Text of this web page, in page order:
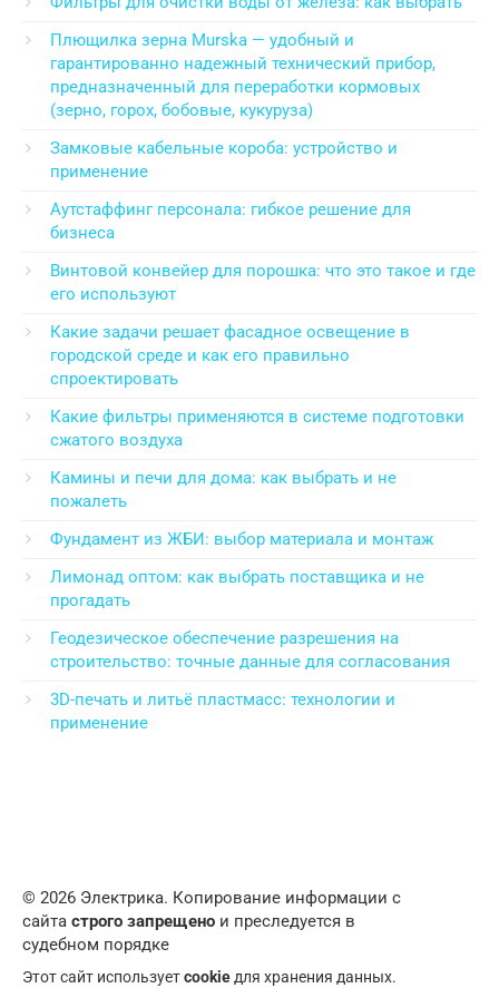
Плющилка зерна Murska — удобный и
гарантированно надежный технический прибор,
предназначенный для переработки кормовых
(зерно, горох, бобовые, кукуруза)
Замковые кабельные короба: устройство и
применение
Аутстаффинг персонала: гибкое решение для
бизнеса
Винтовой конвейер для порошка: что это такое и где
его используют
Какие задачи решает фасадное освещение в
городской среде и как его правильно
спроектировать
Какие фильтры применяются в системе подготовки
сжатого воздуха
Камины и печи для дома: как выбрать и не
пожалеть
Фундамент из ЖБИ: выбор материала и монтаж
Лимонад оптом: как выбрать поставщика и не
прогадать
Геодезическое обеспечение разрешения на
строительство: точные данные для согласования
3D-печать и литьё пластмасс: технологии и
применение
© 2026 Электрика. Копирование информации с
сайта строго запрещено и преследуется в
судебном порядке
Этот сайт используетcookieдля хранения данных.